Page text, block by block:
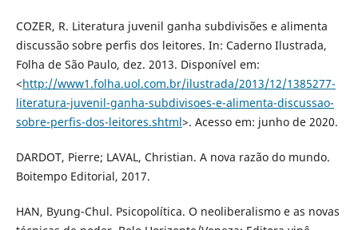
COZER, R. Literatura juvenil ganha subdivisões e alimenta
discussão sobre perfis dos leitores. In: Caderno Ilustrada,
Folha de São Paulo, dez. 2013. Disponível em:
<http://www1.folha.uol.com.br/ilustrada/2013/12/1385277-
literatura-juvenil-ganha-subdivisoes-e-alimenta-discussao-
sobre-perfis-dos-leitores.shtml>. Acesso em: junho de 2020.
DARDOT, Pierre; LAVAL, Christian. A nova razão do mundo.
Boitempo Editorial, 2017.
HAN, Byung-Chul. Psicopolítica. O neoliberalismo e as novas